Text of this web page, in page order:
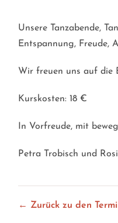
Unsere Tanzabende,
Entspannung, Freude,
Wir freuen uns auf die
Kurskosten: 18 €
In Vorfreude, mit
Petra Trobisch und
← Zurück zu den